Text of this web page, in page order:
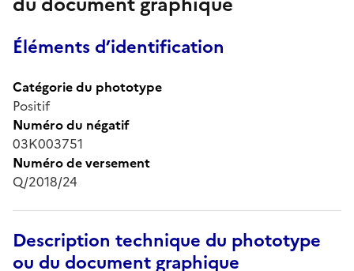
Éléments d’identification
Catégorie du phototype
Positif
Numéro du négatif
03K003751
Numéro de versement
Q/2018/24
Description technique du phototype
ou du document graphique